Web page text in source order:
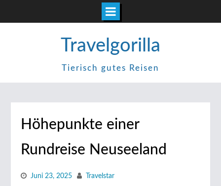
Travelgorilla
Tierisch gutes Reisen
Höhepunkte einer
Rundreise Neuseeland
Juni 23, 2025 Travelstar